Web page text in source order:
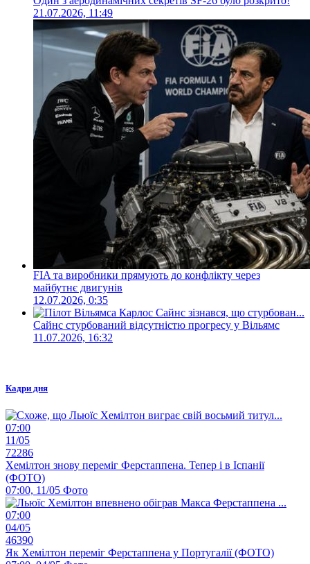
21.07.2026, 11:49
FIA та виробники прямують до конфлікту через
майбутнє двигунів
12.07.2026, 0:35
Сайнс стурбований відсутністю прогресу у Вільямс
11.07.2026, 16:32
Кадри дня
07:00
11/05
72286
Хемілтон знову переміг Ферстаппена. Тепер і в Іспанії
(ФОТО)
07:00, 11/05 Фото
07:00
04/05
46390
Як Хемілтон переміг Ферстаппена у Португалії (ФОТО)